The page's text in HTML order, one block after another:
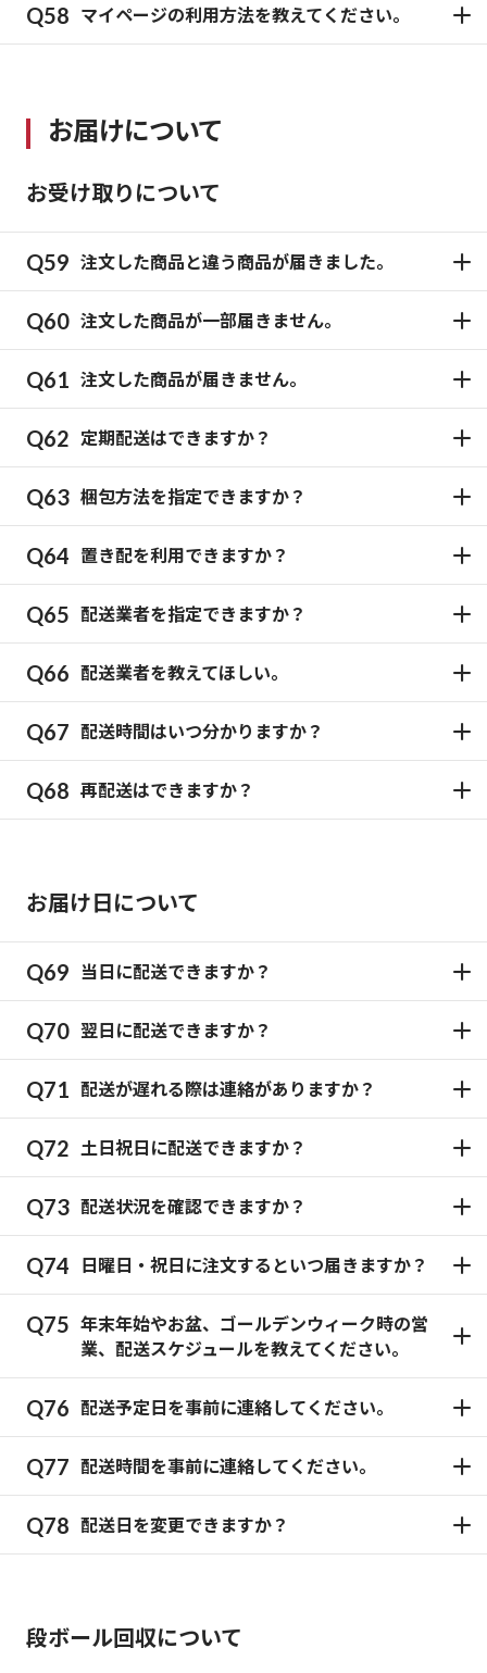
マイページの利用方法を教えてください。
お届けについて
お受け取りについて
注文した商品と違う商品が届きました。
注文した商品が一部届きません。
注文した商品が届きません。
定期配送はできますか？
梱包方法を指定できますか？
置き配を利用できますか？
配送業者を指定できますか？
配送業者を教えてほしい。
配送時間はいつ分かりますか？
再配送はできますか？
お届け日について
当日に配送できますか？
翌日に配送できますか？
配送が遅れる際は連絡がありますか？
土日祝日に配送できますか？
配送状況を確認できますか？
日曜日・祝日に注文するといつ届きますか？
年末年始やお盆、ゴールデンウィーク時の営
業、配送スケジュールを教えてください。
配送予定日を事前に連絡してください。
配送時間を事前に連絡してください。
配送日を変更できますか？
段ボール回収について